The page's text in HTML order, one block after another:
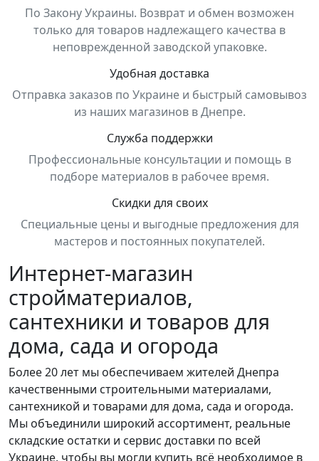
По Закону Украины. Возврат и обмен возможен
только для товаров надлежащего качества в
неповрежденной заводской упаковке.
Удобная доставка
Отправка заказов по Украине и быстрый самовывоз
из наших магазинов в Днепре.
Служба поддержки
Профессиональные консультации и помощь в
подборе материалов в рабочее время.
Скидки для своих
Специальные цены и выгодные предложения для
мастеров и постоянных покупателей.
Интернет-магазин
стройматериалов,
сантехники и товаров для
дома, сада и огорода
Более 20 лет мы обеспечиваем жителей Днепра
качественными строительными материалами,
сантехникой и товарами для дома, сада и огорода.
Мы объединили широкий ассортимент, реальные
складские остатки и сервис доставки по всей
Украине, чтобы вы могли купить всё необходимое в